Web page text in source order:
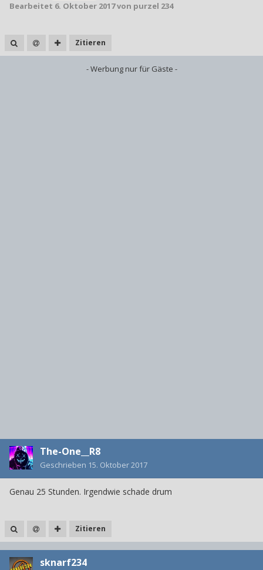
Bearbeitet 6. Oktober 2017von purzel 234
Zitieren
- Werbung nur für Gäste -
The-One__R8
Geschrieben 15. Oktober 2017
Genau 25 Stunden. Irgendwie schade drum
Zitieren
sknarf234